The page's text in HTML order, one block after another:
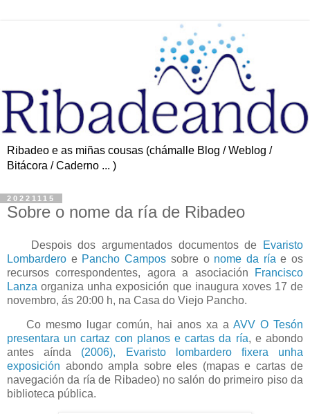
Ribadeo e as miñas cousas (chámalle Blog / Weblog /
Bitácora / Caderno ... )
20221115
Sobre o nome da ría de Ribadeo
Despois dos argumentados documentos de
Evaristo
Lombardero e Pancho Campos sobre o nome da ría e os
recursos correspondentes, agora a asociación
Francisco
Lanza organiza unha exposición que inaugura xoves 17 de
novembro, ás 20:00 h, na Casa do Viejo Pancho.
Co mesmo lugar común, hai anos xa a AVV O Tesón
presentara un cartaz con planos e cartas da ría, e abondo
antes aínda (2006), Evaristo lombardero fixera unha
exposición abondo ampla sobre eles (mapas e cartas de
navegación da ría de Ribadeo) no salón do primeiro piso da
biblioteca pública.